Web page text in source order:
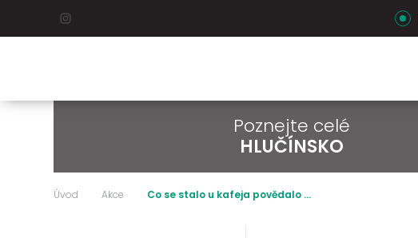
Poznejte celé
HLUČÍNSKO
Úvod Akce Co se stalo u kafeja povědalo ...